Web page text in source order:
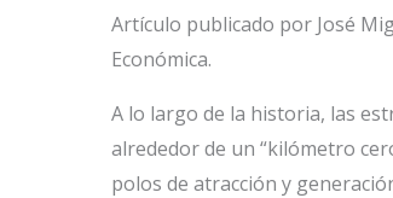
Artículo publicado por José
Económica.
A lo largo de la historia, las
alrededor de un “kilómetro
polos de atracción y